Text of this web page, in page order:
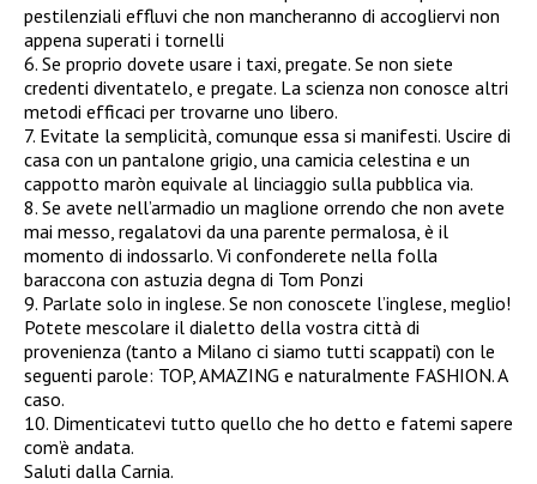
pestilenziali effluvi che non mancheranno di accogliervi non
appena superati i tornelli
6. Se proprio dovete usare i taxi, pregate. Se non siete
credenti diventatelo, e pregate. La scienza non conosce altri
metodi efficaci per trovarne uno libero.
7. Evitate la semplicità, comunque essa si manifesti. Uscire di
casa con un pantalone grigio, una camicia celestina e un
cappotto maròn equivale al linciaggio sulla pubblica via.
8. Se avete nell’armadio un maglione orrendo che non avete
mai messo, regalatovi da una parente permalosa, è il
momento di indossarlo. Vi confonderete nella folla
baraccona con astuzia degna di Tom Ponzi
9. Parlate solo in inglese. Se non conoscete l’inglese, meglio!
Potete mescolare il dialetto della vostra città di
provenienza (tanto a Milano ci siamo tutti scappati) con le
seguenti parole: TOP, AMAZING e naturalmente FASHION. A
caso.
10. Dimenticatevi tutto quello che ho detto e fatemi sapere
com’è andata.
Saluti dalla Carnia.